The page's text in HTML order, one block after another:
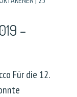
–
Für die 12.